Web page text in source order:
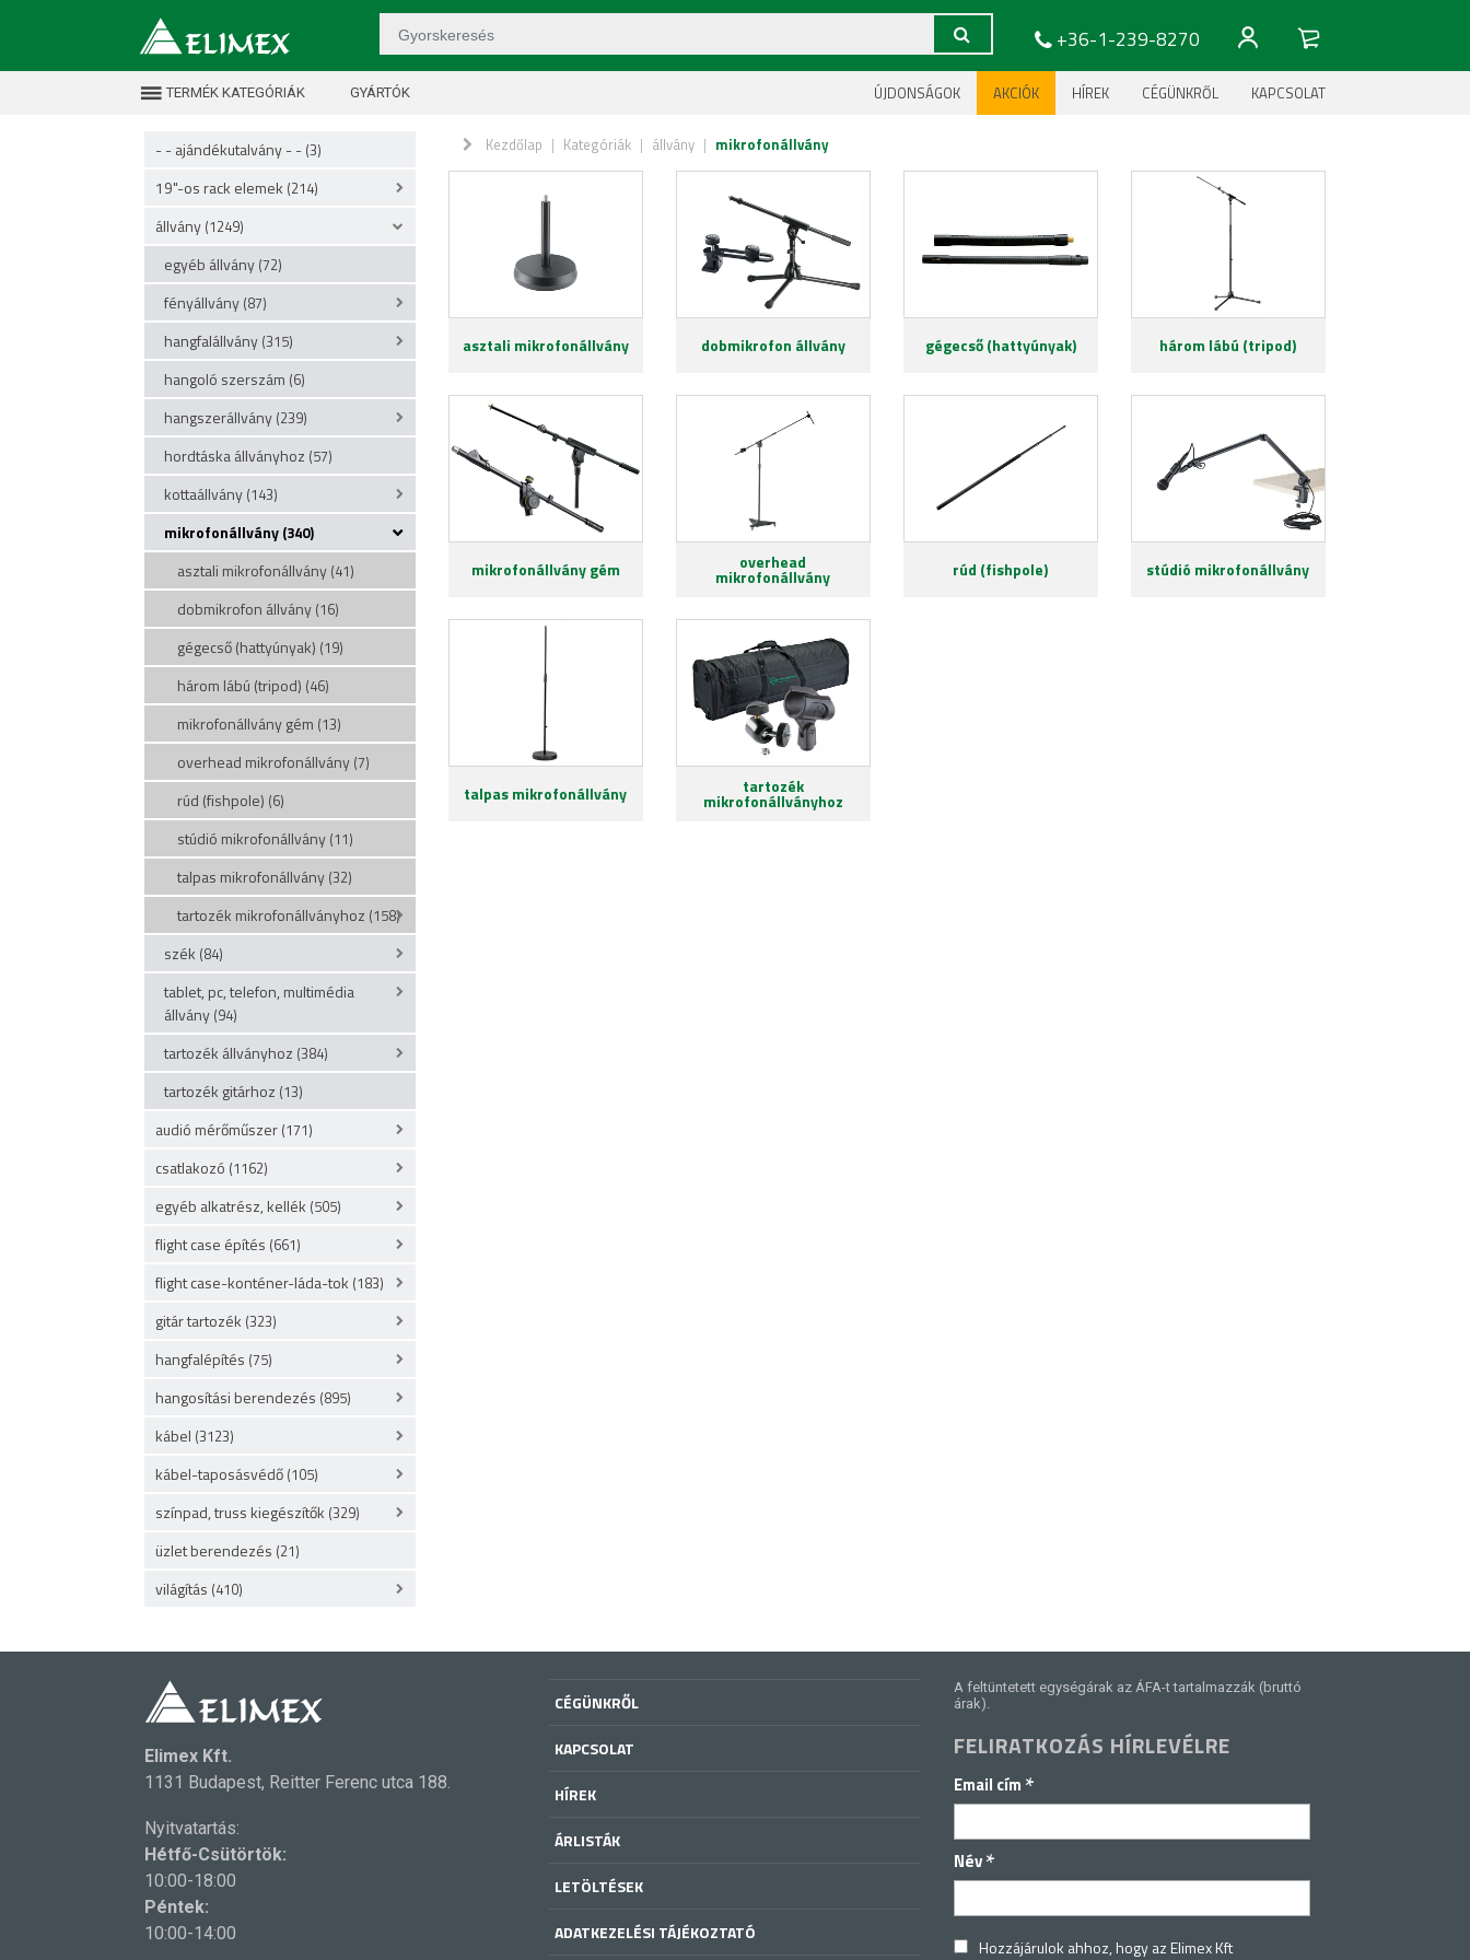
+36-1-239-8270
TERMÉK KATEGÓRIÁK GYÁRTÓK KAPCSOLAT
CÉGÜNKRŐL
HÍREK
AKCIÓK
ÚJDONSÁGOK
- - ajándékutalvány - - (3)
19"-os rack elemek (214)
állvány (1249)
egyéb állvány (72)
fényállvány (87)
hangfalállvány (315)
hangoló szerszám (6)
hangszerállvány (239)
hordtáska állványhoz (57)
kottaállvány (143)
mikrofonállvány (340)
asztali mikrofonállvány (41)
dobmikrofon állvány (16)
gégecső (hattyúnyak) (19)
három lábú (tripod) (46)
mikrofonállvány gém (13)
overhead mikrofonállvány (7)
rúd (fishpole) (6)
stúdió mikrofonállvány (11)
talpas mikrofonállvány (32)
tartozék mikrofonállványhoz (158)
szék (84)
tablet, pc, telefon, multimédia
állvány (94)
tartozék állványhoz (384)
tartozék gitárhoz (13)
audió mérőműszer (171)
csatlakozó (1162)
egyéb alkatrész, kellék (505)
flight case építés (661)
flight case-konténer-láda-tok (183)
gitár tartozék (323)
hangfalépítés (75)
hangosítási berendezés (895)
kábel (3123)
kábel-taposásvédő (105)
színpad, truss kiegészítők (329)
üzlet berendezés (21)
világítás (410)
Kezdőlap | Kategóriák | állvány | mikrofonállvány
asztali mikrofonállvány dobmikrofon állvány gégecső (hattyúnyak) három lábú (tripod)
mikrofonállvány gém overhead
mikrofonállvány rúd (fishpole) stúdió mikrofonállvány
talpas mikrofonállvány tartozék
mikrofonállványhoz
Elimex Kft.
1131 Budapest, Reitter Ferenc utca 188.
Nyitvatartás:
Hétfő-Csütörtök:
10:00-18:00
Péntek:
10:00-14:00
CÉGÜNKRŐL
KAPCSOLAT
HÍREK
ÁRLISTÁK
LETÖLTÉSEK
ADATKEZELÉSI TÁJÉKOZTATÓ
A feltüntetett egységárak az ÁFA-t tartalmazzák (bruttó
árak).
FELIRATKOZÁS HÍRLEVÉLRE
Email cím *
Név*
Hozzájárulok ahhoz, hogy az Elimex Kft